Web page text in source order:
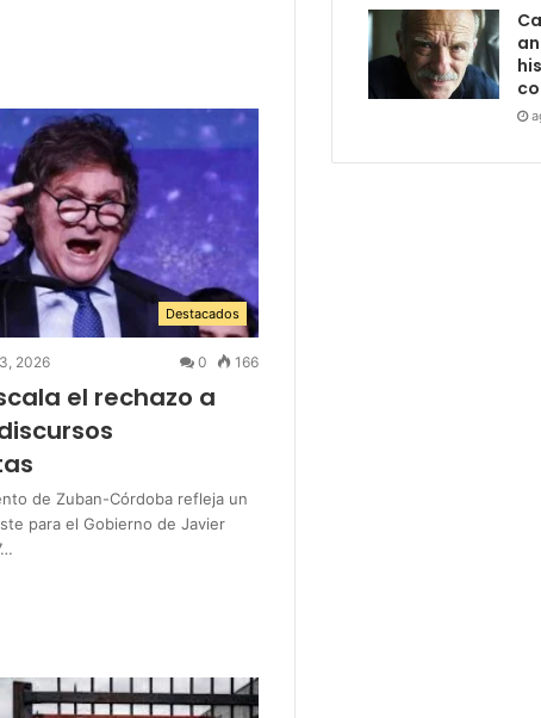
Destacados
2026 0 166
el rechazo a
de Zuban-Córdoba refleja un
para el Gobierno de Javier